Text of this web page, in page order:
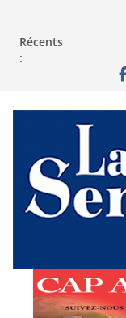
Récents
: